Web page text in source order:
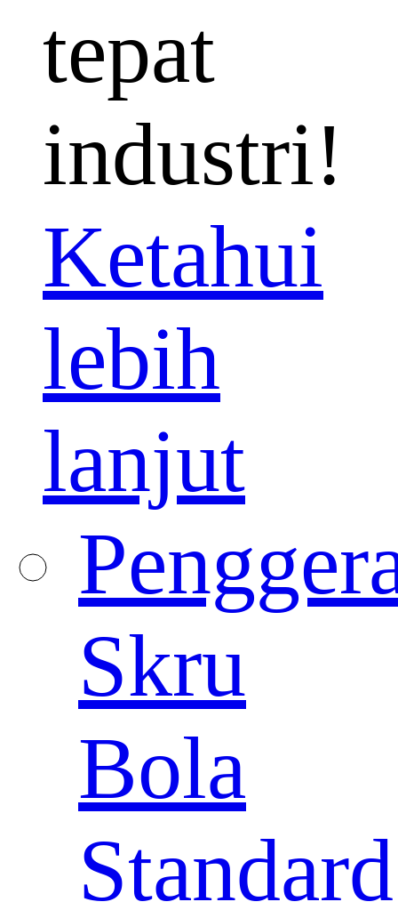
tepat
industri!
Ketahui
lebih
lanjut
Skru
Bola
Standard